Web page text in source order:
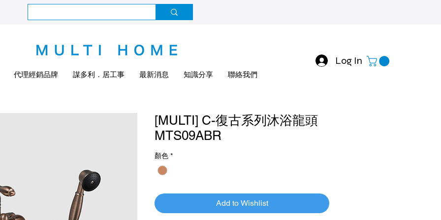
代理經銷品牌 謀多利．居工事 最新消息 知識分享 聯絡我們
Log In
[MULTI] C-復古系列沐浴龍頭
MTS09ABR
顏色 *
Add to Wishlist